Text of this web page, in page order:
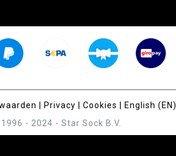
Privacy Cookies
English (EN)
- 2024 - Star Sock B.V.